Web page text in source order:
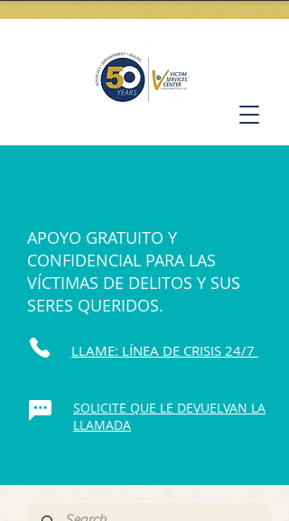
APOYO GRATUITO Y
CONFIDENCIAL PARA LAS
VÍCTIMAS DE DELITOS Y SUS
SERES QUERIDOS.
LLAME: LÍNEA DE CRISIS 24/7
SOLICITE QUE LE DEVUELVAN LA
LLAMADA